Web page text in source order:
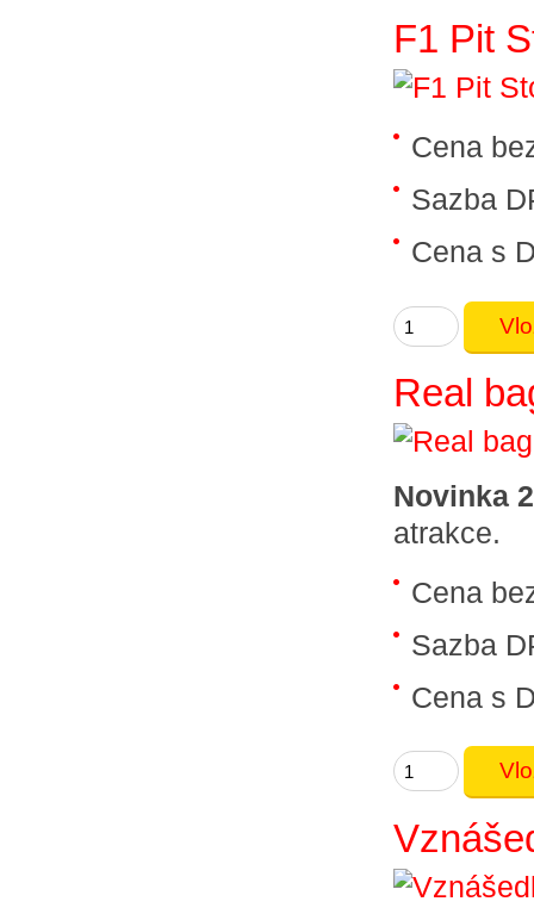
F1 Pit
Cena
Sazba
Cena s
Real
Novinka
atrakce.
Cena
Sazba
Cena s